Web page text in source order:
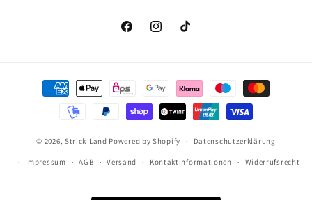
FacebookInstagramTikTok
Zahlungsmethoden
© 2026, Strick-Land Powered by Shopify Datenschutzerklärung
Impressum AGB Versand Kontaktinformationen Widerrufsrecht